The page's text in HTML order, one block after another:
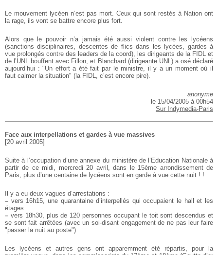
Le mouvement lycéen n’est pas mort. Ceux qui sont restés à Nation ont
la rage, ils vont se battre encore plus fort.
Alors que le pouvoir n’a jamais été aussi violent contre les lycéens
(sanctions disciplinaires, descentes de flics dans les lycées, gardes à
vue prolongés contre des leaders de la coord), les dirigeants de la FIDL et
de l’UNL bouffent avec Fillon, et Blanchard (dirigeante UNL) a osé déclaré
aujourd’hui : "Un effort a été fait par le ministre, il y a un moment où il
faut calmer la situation" (la FIDL, c’est encore pire).
anonyme
le 15/04/2005 à 00h54
Sur Indymedia-Paris
Face aux interpellations et gardes à vue massives
[20 avril 2005]
Suite à l’occupation d’une annexe du ministère de l’Education Nationale à
partir de ce midi, mercredi 20 avril, dans le 15ème arrondissement de
Paris, plus d’une centaine de lycéens sont en garde à vue cette nuit ! !
Il y a eu deux vagues d’arrestations :
– vers 16h15, une quarantaine d’interpellés qui occupaient le hall et les
étages
– vers 18h30, plus de 120 personnes occupant le toit sont descendus et
se sont fait arrêtées (avec un soi-disant engagement de ne pas leur faire
"passer la nuit au poste")
Les lycéens et autres gens ont apparemment été répartis, pour la